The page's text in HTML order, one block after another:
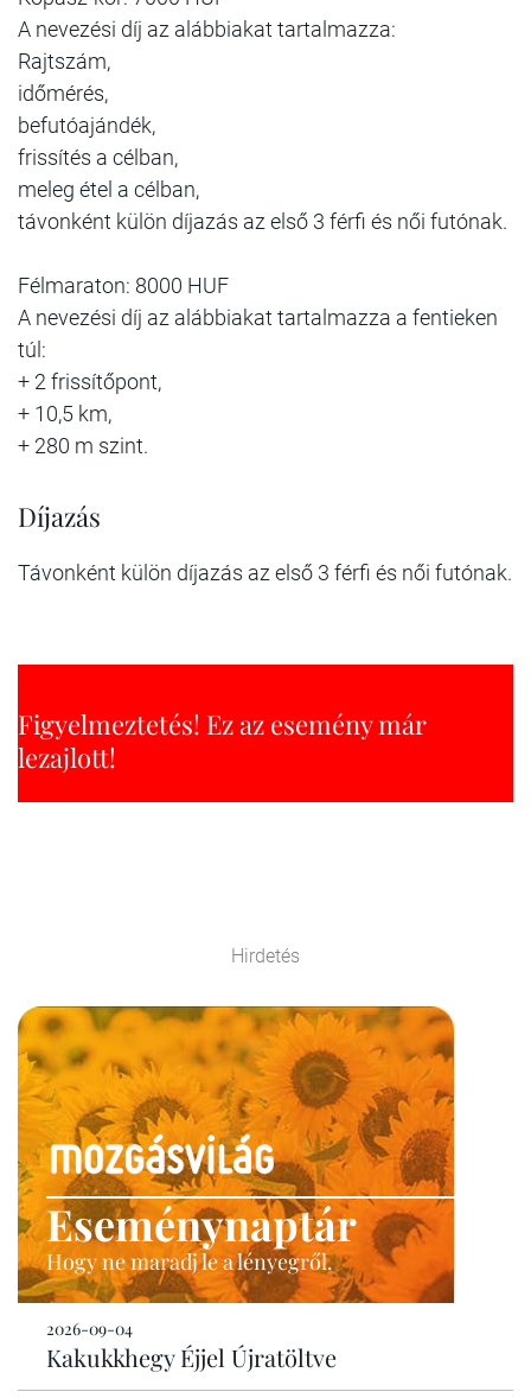
A nevezési díj az alábbiakat tartalmazza:
Rajtszám,
időmérés,
befutóajándék,
frissítés a célban,
meleg étel a célban,
távonként külön díjazás az első 3 férfi és női futónak.
Félmaraton: 8000 HUF
A nevezési díj az alábbiakat tartalmazza a fentieken
túl:
+ 2 frissítőpont,
+ 10,5 km,
+ 280 m szint.
Díjazás
Távonként külön díjazás az első 3 férfi és női futónak.
Figyelmeztetés! Ez az esemény már
lezajlott!
Hirdetés
Eseménynaptár
Hogy ne maradj le a lényegről.
2026-09-04
Kakukkhegy Éjjel Újratöltve